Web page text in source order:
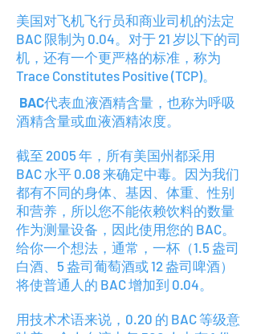
美国对飞机飞行员和商业司机的法定
BAC 限制为 0.04。对于 21 岁以下的司
机，还有一个更严格的标准，称为
Trace Constitutes Positive (TCP)。
BAC代表血液酒精含量，也称为呼吸
酒精含量或血液酒精浓度。
截至 2005 年，所有美国州都采用
BAC 水平 0.08 来确定中毒。因为我们
都有不同的身体、基因、体重、性别
和营养，所以您不能依赖饮料的数量
作为测量设备，因此使用您的 BAC。
给你一个想法，通常，一杯（1.5 盎司
白酒、5 盎司葡萄酒或 12 盎司啤酒）
将使普通人的 BAC 增加到 0.04。
用技术术语来说，0.20 的 BAC 等级意